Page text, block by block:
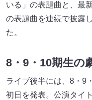
いる」の表題曲と、最
の表題曲を連続で披露
た。
8・9・10期生の
ライブ後半には、8・9
初日を発表。公演タイ